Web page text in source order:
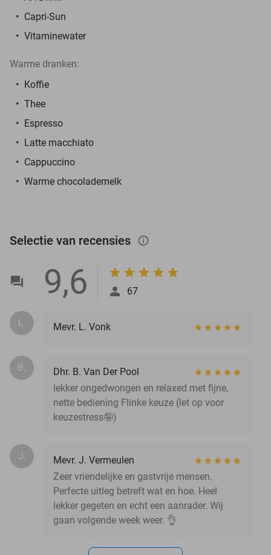
Capri-Sun
Vitaminewater
Warme dranken:
Koffie
Thee
Espresso
Latte macchiato
Cappuccino
Warme chocolademelk
Selectie van recensies info_outlined
9,6 67
L. Mevr. L. Vonk
B.
Dhr. B. Van Der Pool
lekker ongedwongen en relaxed met fijne,
nette bediening Flinke keuze (let op voor
keuzestress🤪)
J.
Mevr. J. Vermeulen
Zeer vriendelijke en gastvrije mensen.
Perfecte uitleg betreft wat en hoe. Heel
lekker gegeten en echt een aanrader. Wij
gaan volgende week weer. 👌